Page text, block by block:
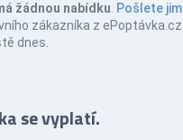
žádnou nabídku Pošlete jim
zákazníka z ePoptávka.cz
dnes.
se vyplatí.